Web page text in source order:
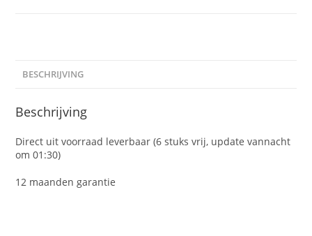
BESCHRIJVING
Beschrijving
Direct uit voorraad leverbaar (6 stuks vrij, update vannacht
om 01:30)
12 maanden garantie